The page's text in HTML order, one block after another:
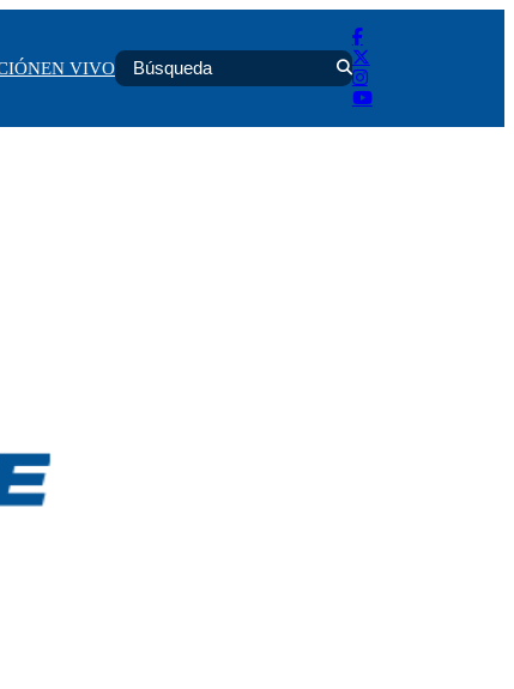
EN VIVO